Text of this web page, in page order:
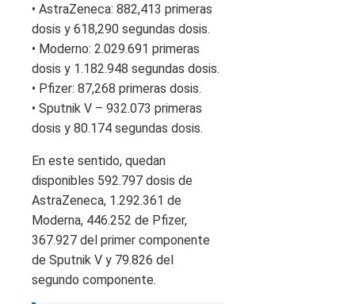
• AstraZeneca: 882,413 primeras
dosis y 618,290 segundas dosis.
• Moderno: 2.029.691 primeras
dosis y 1.182.948 segundas dosis.
• Pfizer: 87,268 primeras dosis.
• Sputnik V – 932.073 primeras
dosis y 80.174 segundas dosis.
En este sentido, quedan
disponibles 592.797 dosis de
AstraZeneca, 1.292.361 de
Moderna, 446.252 de Pfizer,
367.927 del primer componente
de Sputnik V y 79.826 del
segundo componente.